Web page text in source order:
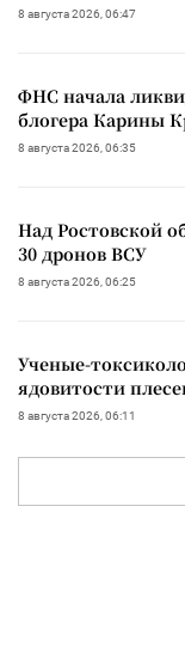
8 августа 2026, 06:47
ФНС начала
блогера Карины
8 августа 2026, 06:35
Над Ростовской
30 дронов ВСУ
8 августа 2026, 06:25
Ученые-
ядовитости
8 августа 2026, 06:11